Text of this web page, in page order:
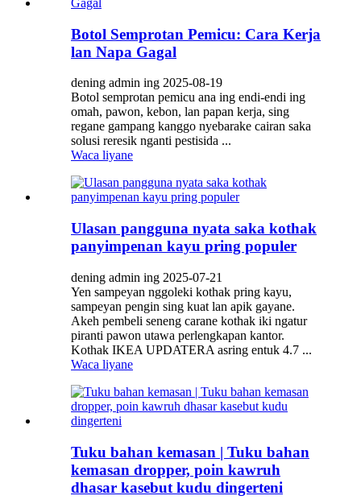
Botol Semprotan Pemicu: Cara Kerja
lan Napa Gagal
dening admin ing 2025-08-19
Botol semprotan pemicu ana ing endi-endi ing
omah, pawon, kebon, lan papan kerja, sing
regane gampang kanggo nyebarake cairan saka
solusi reresik nganti pestisida ...
Waca liyane
Ulasan pangguna nyata saka kothak
panyimpenan kayu pring populer
dening admin ing 2025-07-21
Yen sampeyan nggoleki kothak pring kayu,
sampeyan pengin sing kuat lan apik gayane.
Akeh pembeli seneng carane kothak iki ngatur
piranti pawon utawa perlengkapan kantor.
Kothak IKEA UPDATERA asring entuk 4.7 ...
Waca liyane
Tuku bahan kemasan | Tuku bahan
kemasan dropper, poin kawruh
dhasar kasebut kudu dingerteni